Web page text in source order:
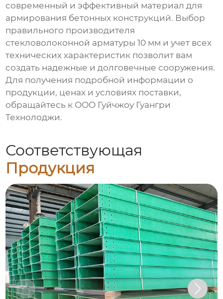
современный и эффективный материал для
армирования бетонных конструкций. Выбор
правильного производителя
стекловолоконной арматуры 10 мм и учет всех
технических характеристик позволит вам
создать надежные и долговечные сооружения.
Для получения подробной информации о
продукции, ценах и условиях поставки,
обращайтесь к ООО Гуйчжоу Гуангри
Технолоджи.
Соответствующая
Продукция